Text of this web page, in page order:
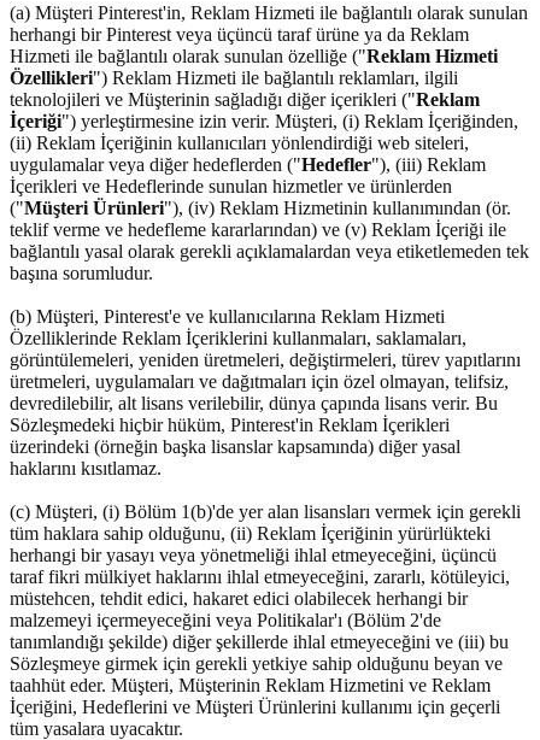
(a) Müşteri Pinterest'in, Reklam Hizmeti ile bağlantılı olarak sunulan
herhangi bir Pinterest veya üçüncü taraf ürüne ya da Reklam
Hizmeti ile bağlantılı olarak sunulan özelliğe ("Reklam Hizmeti
Özellikleri") Reklam Hizmeti ile bağlantılı reklamları, ilgili
teknolojileri ve Müşterinin sağladığı diğer içerikleri ("Reklam
İçeriği") yerleştirmesine izin verir. Müşteri, (i) Reklam İçeriğinden,
(ii) Reklam İçeriğinin kullanıcıları yönlendirdiği web siteleri,
uygulamalar veya diğer hedeflerden ("Hedefler"), (iii) Reklam
İçerikleri ve Hedeflerinde sunulan hizmetler ve ürünlerden
("Müşteri Ürünleri"), (iv) Reklam Hizmetinin kullanımından (ör.
teklif verme ve hedefleme kararlarından) ve (v) Reklam İçeriği ile
bağlantılı yasal olarak gerekli açıklamalardan veya etiketlemeden tek
başına sorumludur.
(b) Müşteri, Pinterest'e ve kullanıcılarına Reklam Hizmeti
Özelliklerinde Reklam İçeriklerini kullanmaları, saklamaları,
görüntülemeleri, yeniden üretmeleri, değiştirmeleri, türev yapıtlarını
üretmeleri, uygulamaları ve dağıtmaları için özel olmayan, telifsiz,
devredilebilir, alt lisans verilebilir, dünya çapında lisans verir. Bu
Sözleşmedeki hiçbir hüküm, Pinterest'in Reklam İçerikleri
üzerindeki (örneğin başka lisanslar kapsamında) diğer yasal
haklarını kısıtlamaz.
(c) Müşteri, (i) Bölüm 1(b)'de yer alan lisansları vermek için gerekli
tüm haklara sahip olduğunu, (ii) Reklam İçeriğinin yürürlükteki
herhangi bir yasayı veya yönetmeliği ihlal etmeyeceğini, üçüncü
taraf fikri mülkiyet haklarını ihlal etmeyeceğini, zararlı, kötüleyici,
müstehcen, tehdit edici, hakaret edici olabilecek herhangi bir
malzemeyi içermeyeceğini veya Politikalar'ı (Bölüm 2'de
tanımlandığı şekilde) diğer şekillerde ihlal etmeyeceğini ve (iii) bu
Sözleşmeye girmek için gerekli yetkiye sahip olduğunu beyan ve
taahhüt eder. Müşteri, Müşterinin Reklam Hizmetini ve Reklam
İçeriğini, Hedeflerini ve Müşteri Ürünlerini kullanımı için geçerli
tüm yasalara uyacaktır.